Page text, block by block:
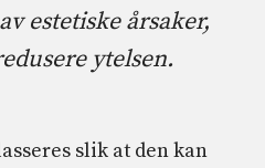
estetiske årsaker,
ytelsen.
slik at den kan